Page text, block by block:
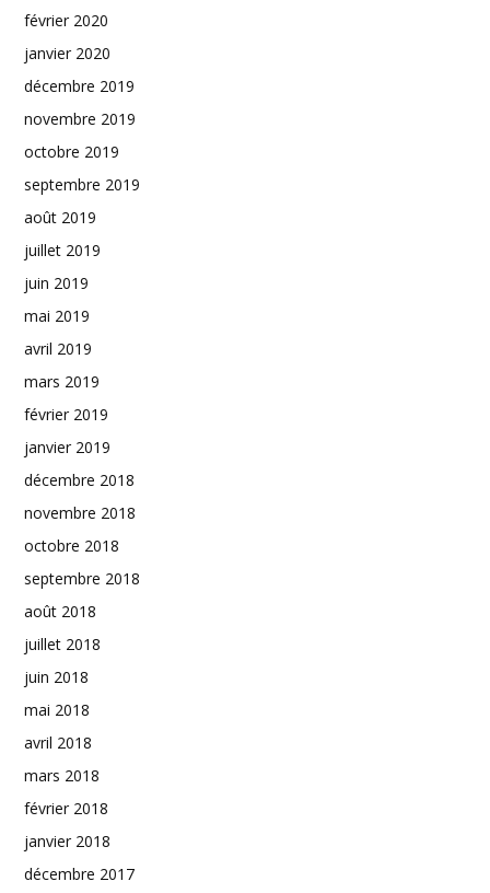
février 2020
janvier 2020
décembre 2019
novembre 2019
octobre 2019
septembre 2019
août 2019
juillet 2019
juin 2019
mai 2019
avril 2019
mars 2019
février 2019
janvier 2019
décembre 2018
novembre 2018
octobre 2018
septembre 2018
août 2018
juillet 2018
juin 2018
mai 2018
avril 2018
mars 2018
février 2018
janvier 2018
décembre 2017